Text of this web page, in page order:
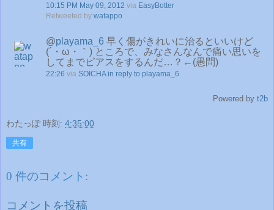
10:15 PM May 09, 2012 via EasyBotter
Retweeted by watappo
@playama_6 早く傷がきれいに治るといいけど
(´・ω・｀) ところで、みなさんなんで痛い思いを
してまでピアスをするんだ…？←(愚問)
22:26 via SOICHA in reply to playama_6
Powered by t2b
わたっぽ 時刻: 4:35:00
共有
0 件のコメント:
コメントを投稿